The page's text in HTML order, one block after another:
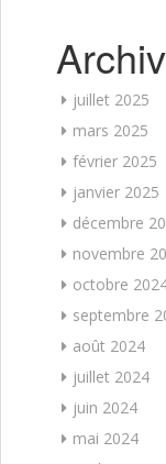
juillet 2025
mars 2025
février 2025
janvier 2025
décembre
novembre
octobre
septembre
août 2024
juillet 2024
juin 2024
mai 2024